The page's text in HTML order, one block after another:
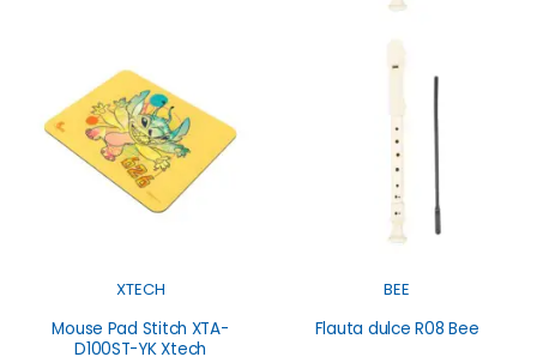
XTECH
Mouse Pad Stitch XTA-
D100ST-YK Xtech
BEE
Flauta dulce R08 Bee